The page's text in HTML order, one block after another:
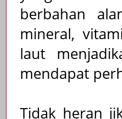
berbahan
mineral,
laut
mendapat
Tidak heran